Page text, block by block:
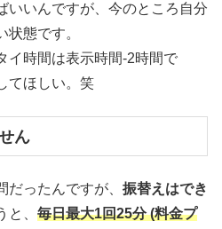
いいんですが、今のところ自分
態です。
イ時間は表示時間-2時間で
てほしい。笑
ん
だったんですが、 振替えはでき
と、 毎日最大1回25分 (料金プ